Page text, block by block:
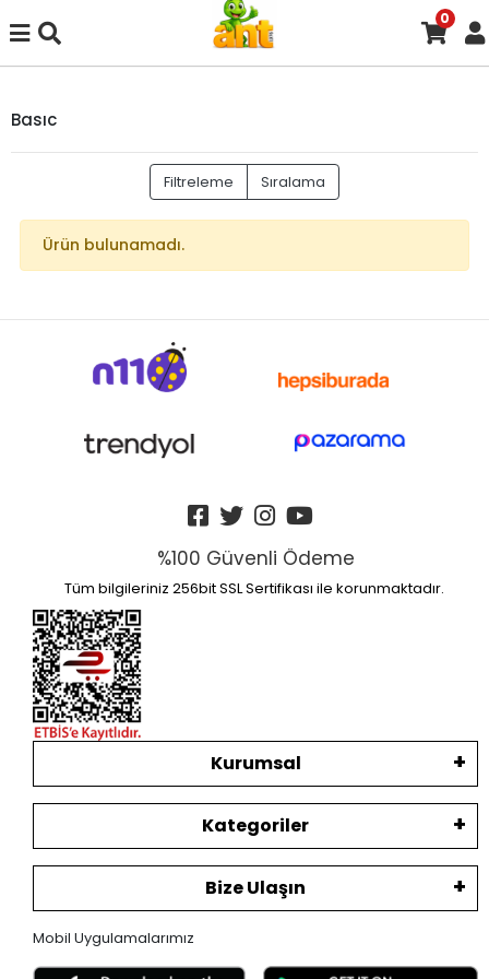
0
Basıc
Filtreleme Sıralama
Ürün bulunamadı.
%100 Güvenli Ödeme
Tüm bilgileriniz 256bit SSL Sertifikası ile korunmaktadır.
Kurumsal
Kategoriler
Bize Ulaşın
Mobil Uygulamalarımız